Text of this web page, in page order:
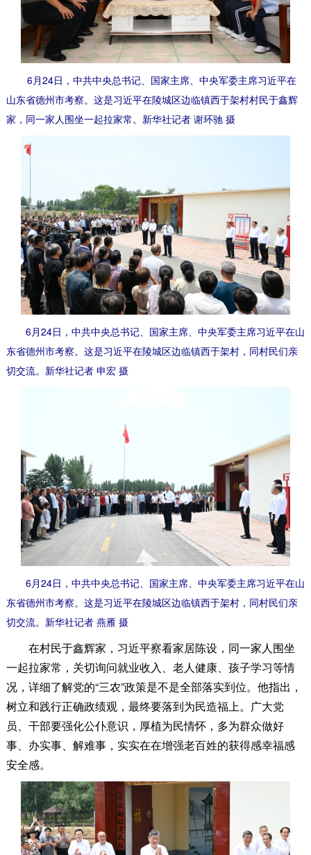
6月24日，中共中央总书记、国家主席、中央军委主席习近平在
山东省德州市考察。这是习近平在陵城区边临镇西于架村村民于鑫辉
家，同一家人围坐一起拉家常。新华社记者 谢环驰 摄
6月24日，中共中央总书记、国家主席、中央军委主席习近平在山
东省德州市考察。这是习近平在陵城区边临镇西于架村，同村民们亲
切交流。新华社记者 申宏 摄
6月24日，中共中央总书记、国家主席、中央军委主席习近平在山
东省德州市考察。这是习近平在陵城区边临镇西于架村，同村民们亲
切交流。新华社记者 燕雁 摄
在村民于鑫辉家，习近平察看家居陈设，同一家人围坐
一起拉家常，关切询问就业收入、老人健康、孩子学习等情
况，详细了解党的“三农”政策是不是全部落实到位。他指出，
树立和践行正确政绩观，最终要落到为民造福上。广大党
员、干部要强化公仆意识，厚植为民情怀，多为群众做好
事、办实事、解难事，实实在在增强老百姓的获得感幸福感
安全感。